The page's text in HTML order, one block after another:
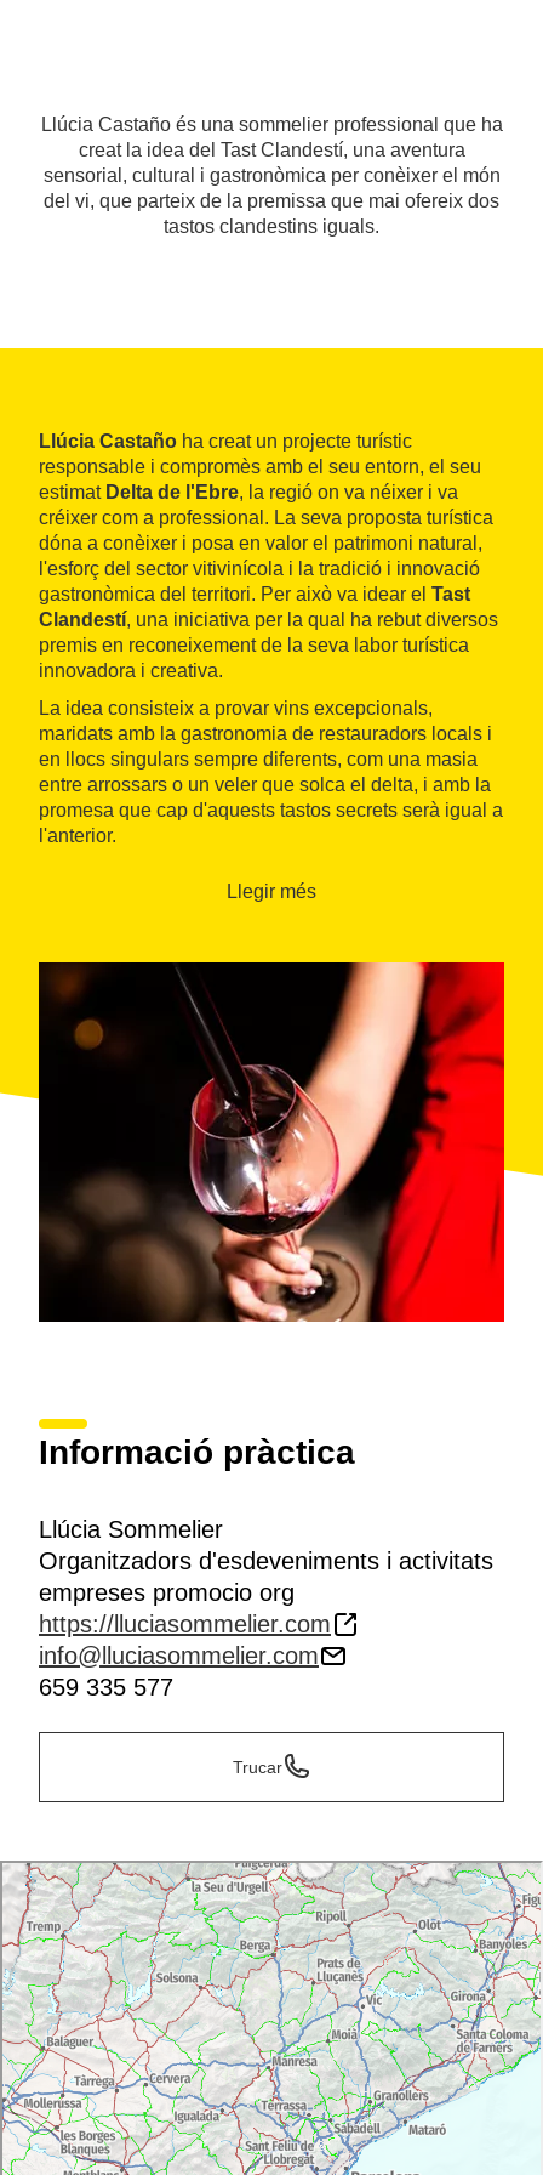
Llúcia Castaño és una sommelier professional que ha
creat la idea del Tast Clandestí, una aventura
sensorial, cultural i gastronòmica per conèixer el món
del vi, que parteix de la premissa que mai ofereix dos
tastos clandestins iguals.
Llúcia Castaño ha creat un projecte turístic
responsable i compromès amb el seu entorn, el seu
estimat Delta de l'Ebre, la regió on va néixer i va
créixer com a professional. La seva proposta turística
dóna a conèixer i posa en valor el patrimoni natural,
l'esforç del sector vitivinícola i la tradició i innovació
gastronòmica del territori. Per això va idear el Tast
Clandestí, una iniciativa per la qual ha rebut diversos
premis en reconeixement de la seva labor turística
innovadora i creativa.
La idea consisteix a provar vins excepcionals,
maridats amb la gastronomia de restauradors locals i
en llocs singulars sempre diferents, com una masia
entre arrossars o un veler que solca el delta, i amb la
promesa que cap d'aquests tastos secrets serà igual a
l'anterior.
Parc Natural del Delta de l'Ebre
l'ecoturisme.
Llegir més
Informació pràctica
Llúcia Sommelier
Organitzadors d'esdeveniments i activitats
empreses promocio org
https://lluciasommelier.com
info@lluciasommelier.com
659 335 577
Trucar